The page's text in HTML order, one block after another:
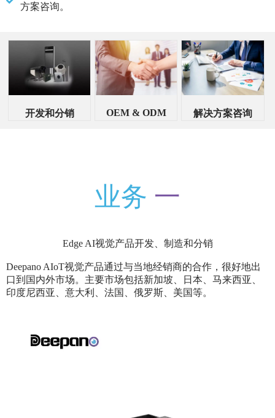
方案咨询。
开发和分销 OEM & ODM 解决方案咨询
业务 一
Edge AI视觉产品开发、制造和分销
Deepano AIoT视觉产品通过与当地经销商的合作，很好地出
口到国内外市场。主要市场包括新加坡、日本、马来西亚、
印度尼西亚、意大利、法国、俄罗斯、美国等。